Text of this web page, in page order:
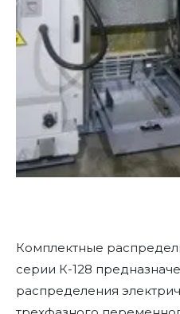
Комплектные
серии К-128
распределения